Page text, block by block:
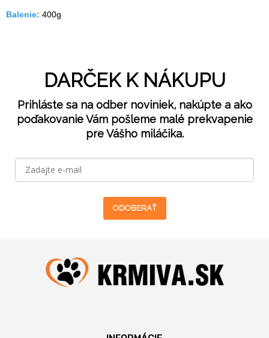
Balenie: 400g
DARČEK K NÁKUPU
Prihláste sa na odber noviniek, nakúpte a ako
poďakovanie Vám pošleme malé prekvapenie
pre Vášho miláčika.
ODOBERAŤ